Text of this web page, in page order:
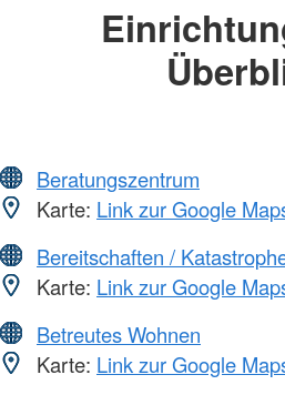
Beratungszentrum
Karte: Link zur Google
Bereitschaften /
Karte: Link zur Google
Betreutes Wohnen
Karte: Link zur Google